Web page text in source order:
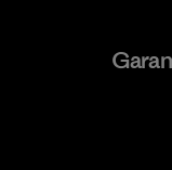
Kwang